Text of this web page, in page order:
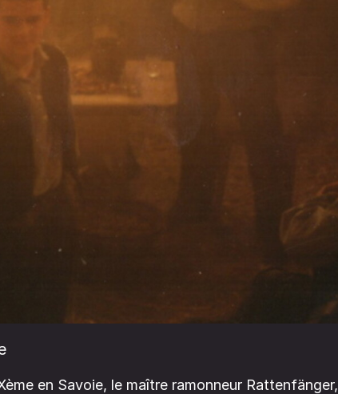
en Savoie, le maître ramonneur Rattenfänger,